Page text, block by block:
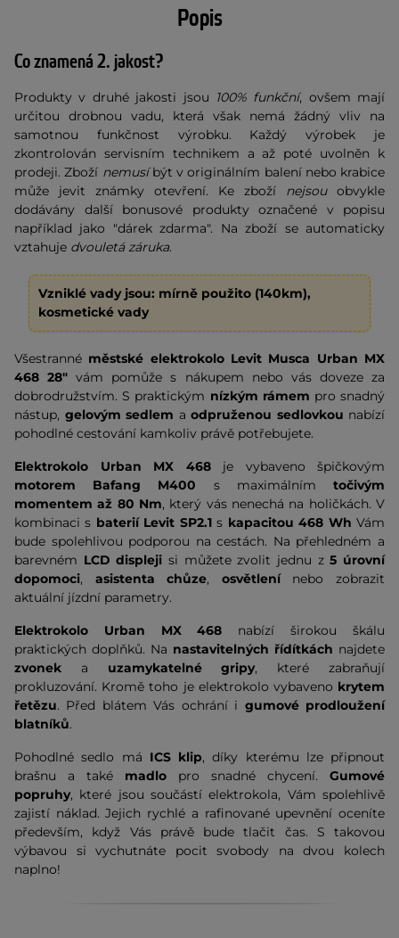
Popis
Co znamená 2. jakost?
Produkty v druhé jakosti jsou 100% funkční, ovšem mají
určitou drobnou vadu, která však nemá žádný vliv na
samotnou funkčnost výrobku. Každý výrobek je
zkontrolován servisním technikem a až poté uvolněn k
prodeji. Zboží nemusíbýt v originálním balení nebo krabice
může jevit známky otevření. Ke zboží nejsou obvykle
dodávány další bonusové produkty označené v popisu
například jako "dárek zdarma". Na zboží se automaticky
vztahuje dvouletá záruka.
Vzniklé vady jsou: mírně použito (140km),
kosmetické vady
Všestranné městské elektrokolo Levit Musca Urban MX
468 28" vám pomůže s nákupem nebo vás doveze za
dobrodružstvím. S praktickým nízkým rámem pro snadný
nástup, gelovým sedlem a odpruženou sedlovkou nabízí
pohodlné cestování kamkoliv právě potřebujete.
Elektrokolo Urban MX 468je vybaveno špičkovým
motorem Bafang
M400 s maximálnímtočivým
momentem až 80 Nm, který vás nenechá na holičkách. V
kombinaci s baterií Levit SP2.1s kapacitou 468 WhVám
bude spolehlivou podporou na cestách. Na přehledném a
barevném LCD displeji si můžete zvolit jednu z5 úrovní
dopomoci, asistenta chůze, osvětlenínebo zobrazit
aktuální jízdní parametry.
Elektrokolo Urban MX 468 nabízí širokou škálu
praktických doplňků. Na nastavitelných řídítkách najdete
zvonek a uzamykatelné gripy, které zabraňují
prokluzování. Kromě toho je elektrokolo vybaveno krytem
řetězu. Před blátem Vás ochrání i gumové prodloužení
blatníků.
Pohodlné sedlo má ICS klip, díky kterému lze připnout
brašnu a také madlo pro snadné chycení. Gumové
popruhy, které jsou součástí elektrokola, Vám spolehlivě
zajistí náklad. Jejich rychlé a rafinované upevnění oceníte
především, když Vás právě bude tlačit čas. S takovou
výbavou si vychutnáte pocit svobody na dvou kolech
naplno!